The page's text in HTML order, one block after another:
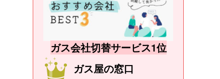
ガス会社切替サービス1位
ガス屋の窓口